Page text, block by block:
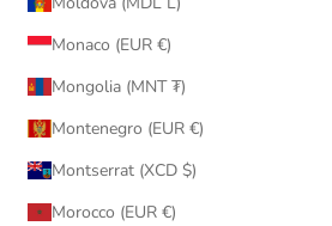
Monaco (EUR €)
Mongolia (MNT ₮)
Montenegro (EUR €)
Montserrat (XCD $)
Morocco (EUR €)